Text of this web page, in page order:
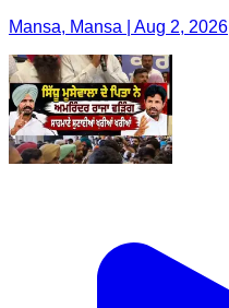
Mansa, Mansa | Aug 2, 2026